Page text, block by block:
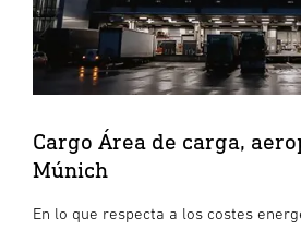
Cargo Área de carga,
Múnich
En lo que respecta a los costes